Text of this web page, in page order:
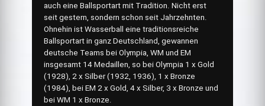
auch eine Ballsportart mit Tradition. Nicht erst
seit gestern, sondern schon seit Jahrzehnten.
Ohnehin ist Wasserball eine traditionsreiche
Ballsportart in ganz Deutschland, gewannen
deutsche Teams bei Olympia, WM und EM
insgesamt 14 Medaillen, so bei Olympia 1 x Gold
(1928), 2 x Silber (1932, 1936), 1 x Bronze
(1984), bei EM 2 x Gold, 4 x Silber, 3 x Bronze und
bei WM 1 x Bronze.